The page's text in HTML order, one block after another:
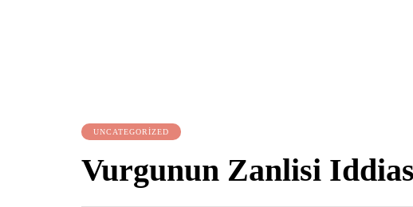
UNCATEGORIZED
Vurgunun Zanlisi